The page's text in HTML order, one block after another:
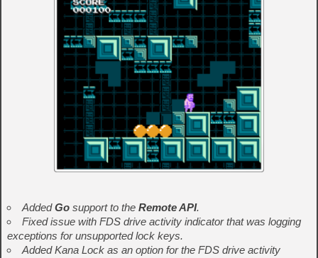
AddedGo support to the Remote API.
Fixed issue with FDS drive activity indicator that was logging
exceptions for unsupported lock keys.
Added Kana Lock as an option for the FDS drive activity